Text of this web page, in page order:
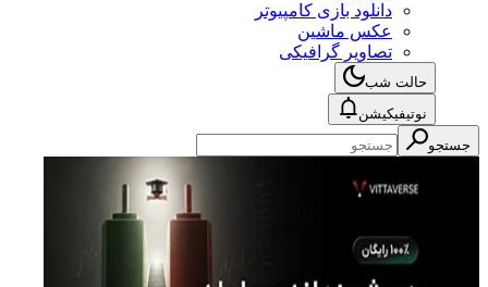
دانلود بازی کامپیوتر
عکس ماشین
تصاویر گرافیکی
حالت شب
نوتیفیکیشن
جستجو